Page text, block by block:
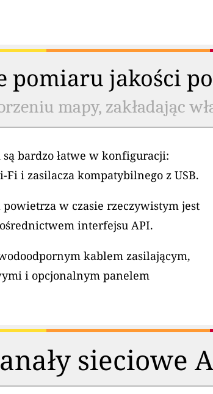
pomiaru jakości
mapy, zakładając
bardzo łatwe w konfiguracji:
i zasilacza kompatybilnego z USB.
powietrza w czasie rzeczywistym jest
interfejsu API.
kablem zasilającym,
i opcjonalnym panelem
sieciowe